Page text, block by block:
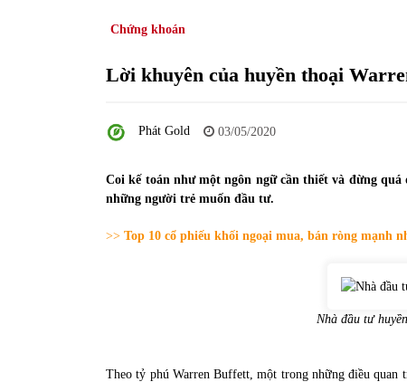
05/07/2022
28,7 tỷ đồng
Tiền gửi vào ngân hàng tiếp tục tăng mạnh
Phân tích giá tiền điện tử sau ngày thị
Chứng khoán
Lời khuyên của huyền thoại
Phát Gold 03/05/2020
Coi kế toán như một ngôn ngữ cần thiết và đừng
những người trẻ muốn đầu tư.
>> Top 10 cổ phiếu khối ngoại mua, bán ròng mạnh
Nhà đầu tư
Theo tỷ phú Warren Buffett, một trong những điều